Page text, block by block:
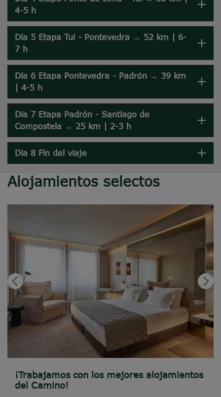
4-5 h
Día 5 Etapa Tui - Pontevedra → 52 km | 6-
7 h
Día 6 Etapa Pontevedra - Padrón → 39 km
| 4-5 h
Día 7 Etapa Padrón - Santiago de
Compostela → 25 km | 2-3 h
Día 8 Fin del viaje
Alojamientos selectos
¡Trabajamos con los mejores alojamientos
del Camino!